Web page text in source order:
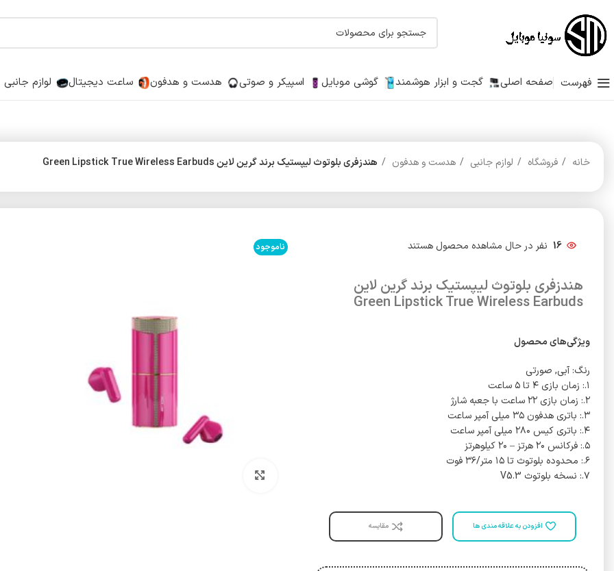
فهرست صفحه اصلی گجت و ابزار هوشمند گوشی موبایل اسپیکر و صوتی هدست و هدفون ساعت دیجیتال لوازم جانبی
خانه فروشگاه لوازم جانبی هدست و هدفون هندزفری بلوتوث لیپستیک برند گرین لاین Green Lipstick True Wireless Earbuds
16 نفر در حال مشاهده محصول هستند
هندزفری بلوتوث لیپستیک برند گرین لاین
Green Lipstick True Wireless Earbuds
ویژگی‌های محصول
رنگ: آبی, صورتی
۱.: زمان بازی ۴ تا ۵ ساعت
۲.: زمان بازی ۲۲ ساعت با جعبه شارژ
۳.: باتری هدفون ۳۵ میلی آمپر ساعت
۴.: باتری کیس ۲۸۰ میلی آمپر ساعت
۵.: فرکانس ۲۰ هرتز – ۲۰ کیلوهرتز
۶.: محدوده بلوتوث تا ۱۵ متر/۳۶ فوت
۷.: نسخه بلوتوث V5.3
افزودن به علاقه مندی ها مقایسه
ناموجود